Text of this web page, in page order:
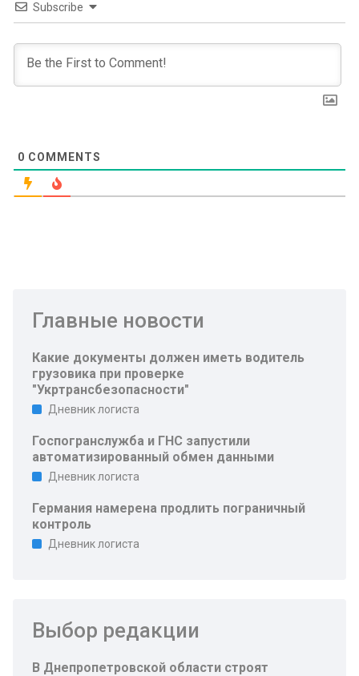
Subscribe
0 COMMENTS
Главные новости
Какие документы должен иметь водитель
грузовика при проверке
"Укртрансбезопасности"
Дневник логиста
Госпогранслужба и ГНС запустили
автоматизированный обмен данными
Дневник логиста
Германия намерена продлить пограничный
контроль
Дневник логиста
Выбор редакции
В Днепропетровской области строят